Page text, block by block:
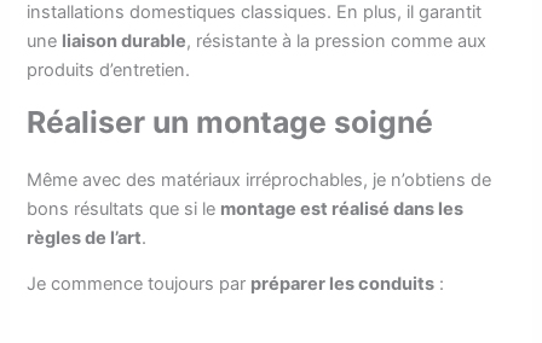
installations domestiques classiques. En plus, il garantit
une liaison durable, résistante à la pression comme aux
produits d’entretien.
Réaliser un montage soigné
Même avec des matériaux irréprochables, je n’obtiens de
bons résultats que si le montage est réalisé dans les
règles de l’art.
Je commence toujours par préparer les conduits :